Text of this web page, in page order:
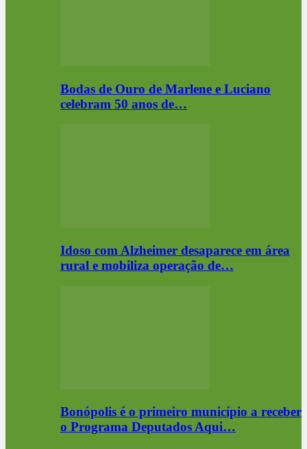
Bodas de Ouro de Marlene e Luciano
celebram 50 anos de…
Idoso com Alzheimer desaparece em área
rural e mobiliza operação de…
Bonópolis é o primeiro município a receber
o Programa Deputados Aqui…